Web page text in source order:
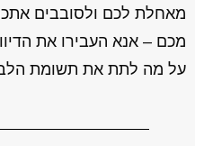
מאחלת לכם ולסובבים
מכם – אנא העבירו את
על מה לתת את תשומת